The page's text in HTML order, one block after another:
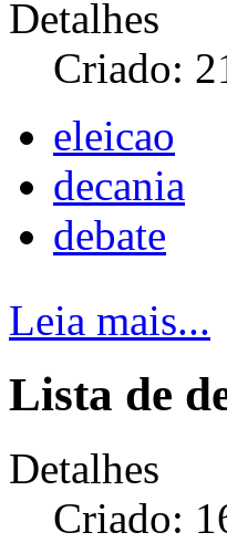
Detalhes
Criado:
eleicao
decania
debate
Leia mais...
Lista de
Detalhes
Criado: